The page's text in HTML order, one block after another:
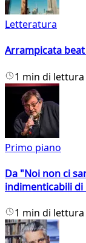
Letteratura
Arrampicata
1 min di lettura
Primo piano
Da "Noi non ci
indimenticabili di
1 min di lettura